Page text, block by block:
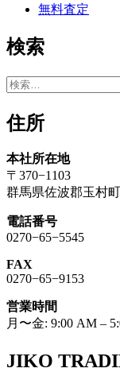
無料査定
検索
検
住所
本社所在地
〒370−1103
群馬県佐波郡玉村
電話番号
0270−65−5545
FAX
0270−65−9153
営業時間
月〜金: 9:00 AM –
JIKO